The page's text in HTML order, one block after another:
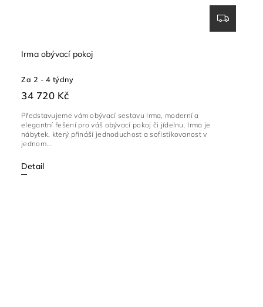
Irma obývací pokoj
Za 2 - 4 týdny
34 720 Kč
Detail
Představujeme vám obývací sestavu Irma, moderní a
elegantní řešení pro váš obývací pokoj či jídelnu. Irma je
nábytek, který přináší jednoduchost a sofistikovanost v
jednom...